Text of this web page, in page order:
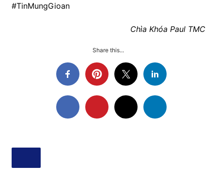
#TinMungGioan
Chìa Khóa Paul TMC
Share this...